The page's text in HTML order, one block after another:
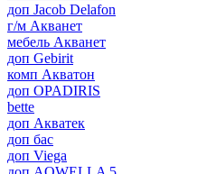
доп Jacob Delafon
г/м Акванет
мебель Акванет
доп Gebirit
комп Акватон
доп OPADIRIS
bette
доп Акватек
доп бас
доп Viega